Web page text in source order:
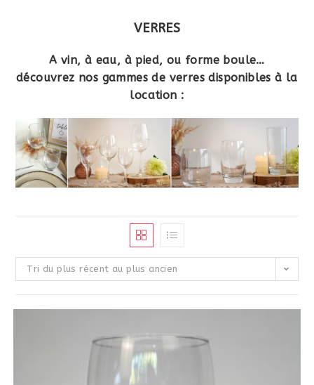
VERRES
A vin, à eau, à pied, ou forme boule…
découvrez nos gammes de verres disponibles à la
location :
Tri du plus récent au plus ancien